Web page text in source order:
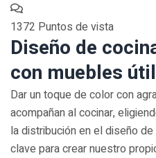
1372 Puntos de vista
Diseño de
con muebles
Dar un toque de color con
acompañan al cocinar,
la distribución en el diseño
clave para crear nuestro